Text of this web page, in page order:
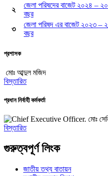
২
জেলা পরিষদের বাজেট ২০২৪ –
বছর
৩
জেলা পরিষদ এর বাজেট ২০২৩ –
বছর
প্রশাসক
মোঃ আব্দুল মজিদ
বিস্তারিত
প্রধান নির্বাহী কর্মকর্তা
মোঃ
বিস্তারিত
গুরুত্বপূর্ণ লিংক
জাতীয় তথ্য বাতায়ন